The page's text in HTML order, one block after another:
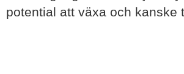
potential att växa och kanske